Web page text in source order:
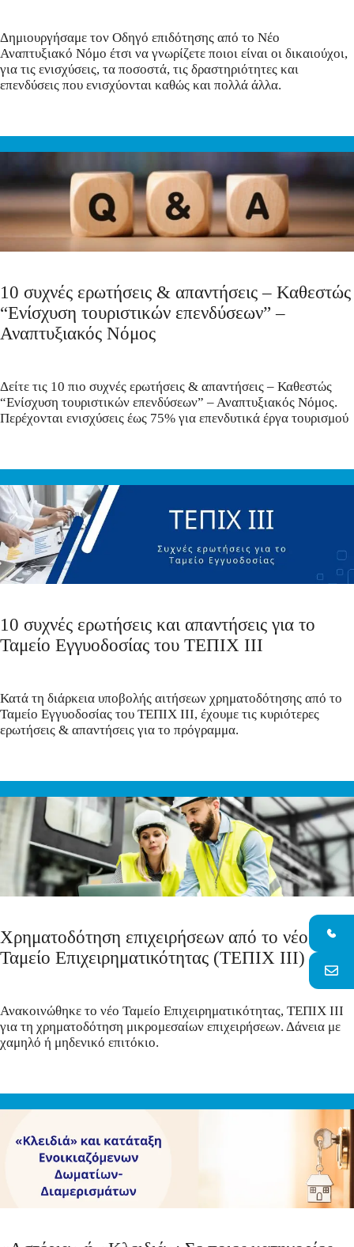
Δημιουργήσαμε τον Οδηγό επιδότησης από το Νέο
Αναπτυξιακό Νόμο έτσι να γνωρίζετε ποιοι είναι οι δικαιούχοι,
για τις ενισχύσεις, τα ποσοστά, τις δραστηριότητες και
επενδύσεις που ενισχύονται καθώς και πολλά άλλα.
10 συχνές ερωτήσεις & απαντήσεις – Καθεστώς
“Ενίσχυση τουριστικών επενδύσεων” –
Αναπτυξιακός Νόμος
Δείτε τις 10 πιο συχνές ερωτήσεις & απαντήσεις – Καθεστώς
“Ενίσχυση τουριστικών επενδύσεων” – Αναπτυξιακός Νόμος.
Περέχονται ενισχύσεις έως 75% για επενδυτικά έργα τουρισμού
10 συχνές ερωτήσεις και απαντήσεις για το
Ταμείο Εγγυοδοσίας του ΤΕΠΙΧ ΙΙΙ
Κατά τη διάρκεια υποβολής αιτήσεων χρηματοδότησης από το
Ταμείο Εγγυοδοσίας του ΤΕΠΙΧ ΙΙΙ, έχουμε τις κυριότερες
ερωτήσεις & απαντήσεις για το πρόγραμμα.
Χρηματοδότηση επιχειρήσεων από το νέο
Ταμείο Επιχειρηματικότητας (ΤΕΠΙΧ ΙΙΙ)
Ανακοινώθηκε το νέο Ταμείο Επιχειρηματικότητας, ΤΕΠΙΧ ΙΙΙ
για τη χρηματοδότηση μικρομεσαίων επιχειρήσεων. Δάνεια με
χαμηλό ή μηδενικό επιτόκιο.